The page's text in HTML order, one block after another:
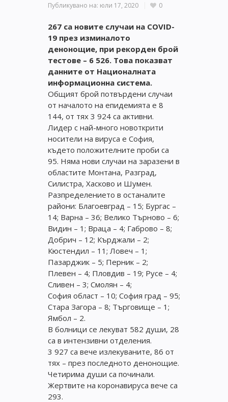
Публикувано на: юли 17, 2020 0
267 са новите случаи на COVID-
19 през изминалото
денонощие, при рекорден брой
тестове – 6 526. Това показват
данните от Националната
информационна система.
Общият брой потвърдени случаи
от началото на епидемията е 8
144, от тях 3 924 са активни.
Лидер с най-много новоткрити
носители на вируса е София,
където положителните проби са
95. Няма нови случаи на заразени в
областите Монтана, Разград,
Силистра, Хасково и Шумен.
Разпределението в останалите
райони: Благоевград – 15; Бургас –
14; Варна – 36; Велико Търново – 6;
Видин – 1; Враца – 4; Габрово – 8;
Добрич – 12; Кърджали – 2;
Кюстендил – 11; Ловеч – 1;
Пазарджик – 5; Перник – 2;
Плевен – 4; Пловдив – 19; Русе – 4;
Сливен – 3; Смолян – 4;
София област – 10; София град – 95;
Стара Загора – 8; Търговище – 1;
Ямбол – 2.
В болници се лекуват 582 души, 28
са в интензивни отделения.
3 927 са вече излекуваните, 86 от
тях – през последното денонощие.
Четирима души са починали.
Жертвите на коронавируса вече са
293.